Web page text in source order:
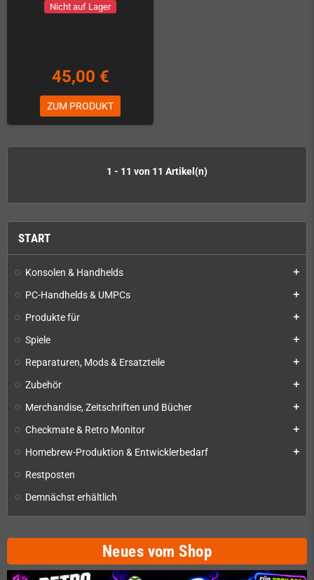
START
Konsolen & Handhelds add
PC-Handhelds & UMPCs add
Produkte für add
Spiele add
Reparaturen, Mods & Ersatzteile add
Zubehör add
Merchandise, Zeitschriften und Bücher add
Checkmate & Retro Monitor add
Homebrew-Produktion & Entwicklerbedarf add
Restposten
Demnächst erhältlich
Neues vom Shop
Nicht auf Lager
45,00 €
ZUM PRODUKT
1 - 11 von 11 Artikel(n)